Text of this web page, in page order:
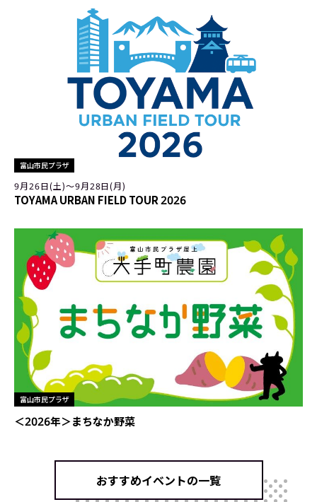
富山市民プラザ
9月26日(土)〜9月28日(月)
TOYAMA URBAN FIELD TOUR 2026
富山市民プラザ
＜2026年＞まちなか野菜
おすすめイベントの一覧